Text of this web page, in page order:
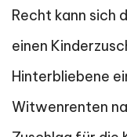
Recht kann sich
einen
Hinterbliebene
Witwenrenten